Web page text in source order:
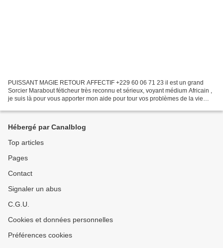
PUISSANT MAGIE RETOUR AFFECTIF +229 60 06 71 23 il est un grand
Sorcier Marabout féticheur très reconnu et sérieux, voyant médium Africain ,
je suis là pour vous apporter mon aide pour tour vos problèmes de la vie
Hébergé par Canalblog
Top articles
Pages
Contact
Signaler un abus
C.G.U.
Cookies et données personnelles
Préférences cookies